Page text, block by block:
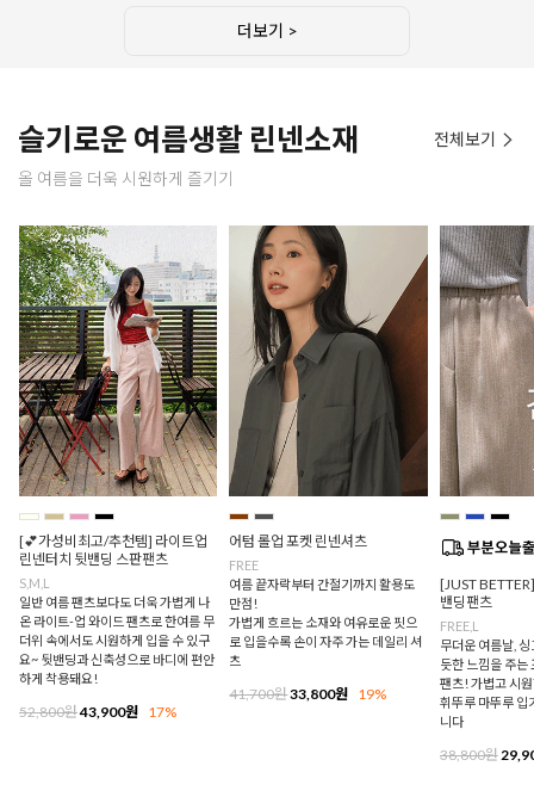
더보기 >
슬기로운 여름생활 린넨소재
올 여름을 더욱 시원하게 즐기기
전체보기
[💕가성비최고/추천템] 라이트업
린넨터치 뒷밴딩 스판팬츠
S,M,L
일반 여름 팬츠보다도 더욱 가볍게 나
온 라이트-업 와이드 팬츠로 한여름 무
더위 속에서도 시원하게 입을 수 있구
요~ 뒷밴딩과 신축성으로 바디에 편안
하게 착용돼요!
52,800원43,900원 17%
어텀 롤업 포켓 린넨셔츠
FREE
여름 끝자락부터 간절기까지 활용도
만점!
가볍게 흐르는 소재와 여유로운 핏으
로 입을수록 손이 자주 가는 데일리 셔
츠
41,700원33,800원 19%
[JUST
밴딩팬츠
FREE,L
무더운 여름날,
듯한 느낌을 주는
팬츠! 가볍고 시
휘뚜루 마뚜루 입
니다
38,800원